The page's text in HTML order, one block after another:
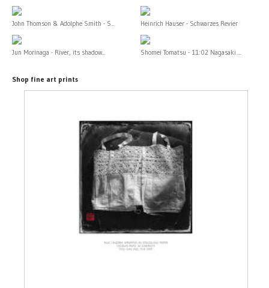
John Thomson & Adolphe Smith - S... Heinrich Hauser - Schwarzes Revier
Jun Morinaga - River, its shadow... Shomei Tomatsu - 11:02 Nagasaki ...
Shop fine art prints